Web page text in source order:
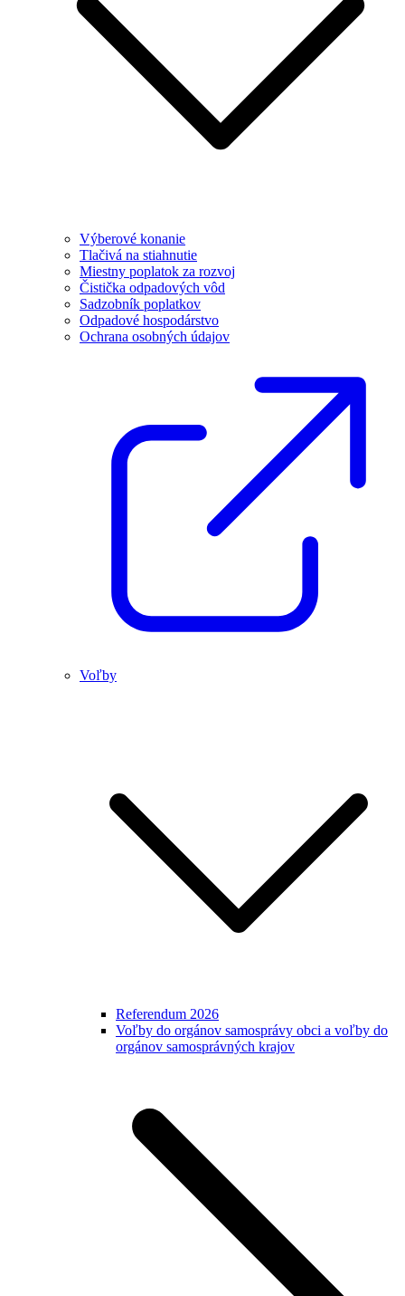
Výberové konanie
Tlačivá na stiahnutie
Miestny poplatok za rozvoj
Čistička odpadových vôd
Sadzobník poplatkov
Odpadové hospodárstvo
Ochrana osobných údajov
Voľby
Referendum 2026
Voľby do orgánov samosprávy obci a voľby do
orgánov samosprávných krajov